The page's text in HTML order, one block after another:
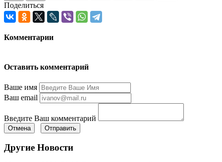
Поделиться
Комментарии
Оставить комментарий
Ваше имя
Ваш email
Введите Ваш комментарий
Отмена Отправить
Другие Новости